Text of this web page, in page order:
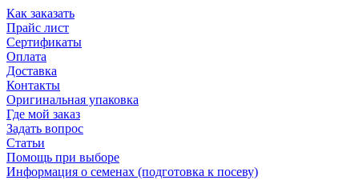
Как заказать
Прайс лист
Сертификаты
Оплата
Доставка
Контакты
Оригинальная упаковка
Где мой заказ
Задать вопрос
Статьи
Помощь при выборе
Информация о семенах (подготовка к посеву)